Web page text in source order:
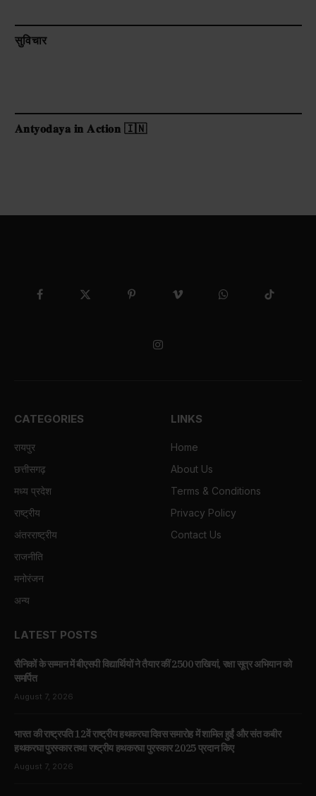
सुविचार
𝐀𝐧𝐭𝐲𝐨𝐝𝐚𝐲𝐚 𝐢𝐧 𝐀𝐜𝐭𝐢𝐨𝐧 🇮🇳
FacebookX
Pinterest Vimeo WhatsAppTikTok
Instagram
CATEGORIES
रायपुर
छत्तीसगढ़
मध्य प्रदेश
राष्ट्रीय
अंतरराष्ट्रीय
राजनीति
मनोरंजन
अन्य
LINKS
Home
About Us
Terms & Conditions
Privacy Policy
Contact Us
LATEST POSTS
सैनिकों के सम्मान में बीएसपी विद्यार्थियों ने तैयार कीं 2500 राखियां, रक्षा सूत्र अभियान को
समर्पित
August 7, 2026
भारत की राष्ट्रपति 12वें राष्ट्रीय हथकरघा दिवस समारोह में शामिल हुईं और संत कबीर
हथकरघा पुरस्कार तथा राष्ट्रीय हथकरघा पुरस्कार 2025 प्रदान किए
August 7, 2026